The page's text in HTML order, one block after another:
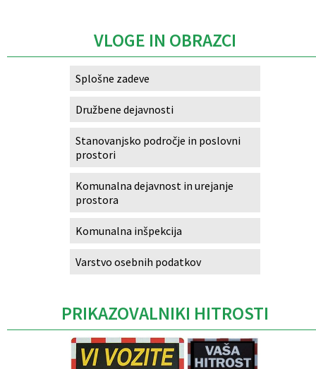
VLOGE IN OBRAZCI
Splošne zadeve
Družbene dejavnosti
Stanovanjsko področje in poslovni
prostori
Komunalna dejavnost in urejanje
prostora
Komunalna inšpekcija
Varstvo osebnih podatkov
PRIKAZOVALNIKI HITROSTI